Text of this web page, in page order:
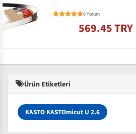
0 Yorum
569.45 TRY
Ürün Etiketleri
KASTO KASTOmicut U 2.6